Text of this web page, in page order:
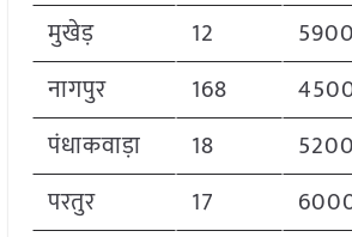
मुखेड़
12 5900
नागपुर
168
पंधाकवाड़ा
18 5200
परतुर
17